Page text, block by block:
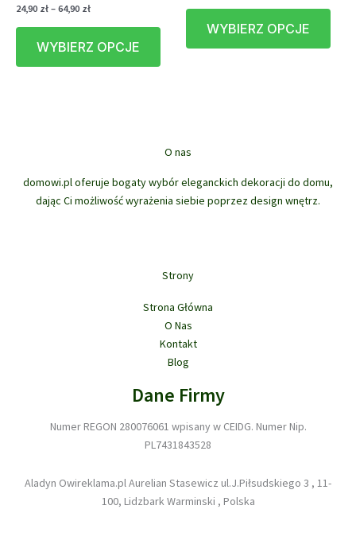
24,90 zł – 64,90 złZakres
24,90 zł
WYBIERZ OPCJE
Ten
produkt
ma
wybrać
24,90 zł
WYBIERZ OPCJE
Ten
ma
O nas
domowi.pl oferuje bogaty wybór eleganckich dekoracji do domu,
dając Ci możliwość wyrażenia siebie poprzez design wnętrz.
Strony
Strona Główna
O Nas
Kontakt
Blog
Dane Firmy
Numer REGON 280076061 wpisany w CEIDG. Numer Nip.
PL7431843528
Aladyn Owireklama.pl Aurelian Stasewicz ul.J.Piłsudskiego 3 , 11-
100, Lidzbark Warminski , Polska